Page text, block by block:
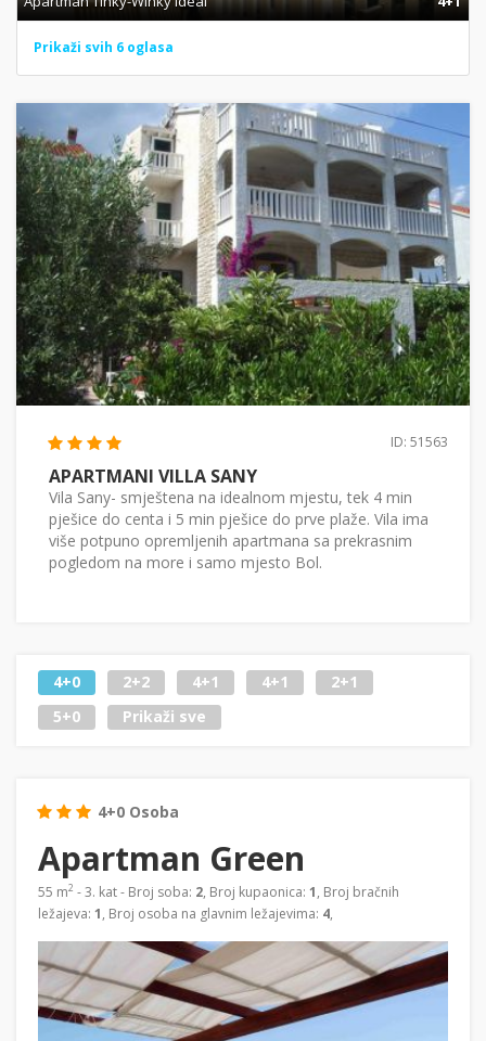
Prikaži svih 6 oglasa
ID: 51563
APARTMANI VILLA SANY
Vila Sany- smještena na idealnom mjestu, tek 4 min
pješice do centa i 5 min pješice do prve plaže. Vila ima
više potpuno opremljenih apartmana sa prekrasnim
pogledom na more i samo mjesto Bol.
4+0 2+2 4+1 4+1
2+1
5+0
Prikaži sve
4+0 Osoba
Apartman Green
55 m2 - 3. kat - Broj soba: 2, Broj kupaonica: 1, Broj bračnih
ležajeva: 1, Broj osoba na glavnim ležajevima: 4,